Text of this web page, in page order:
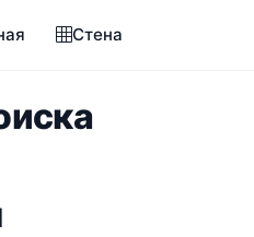
Стена